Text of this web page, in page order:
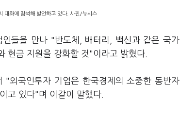
대화에 참석해 발언하고 있다. 사진/뉴시스
들을 만나 "반도체, 배터리, 백신과 같은 국가
현금 지원을 강화할 것"이라고 밝혔다.
"외국인투자 기업은 한국경제의 소중한 동반자
고 있다"며 이같이 말했다.